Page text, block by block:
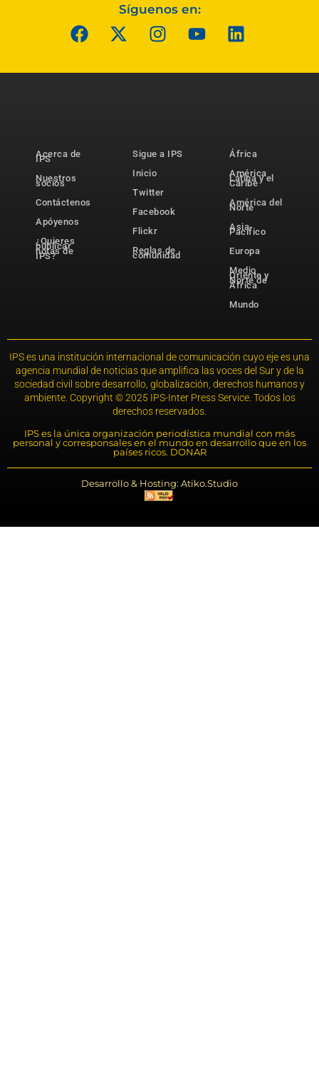
Síguenos en:
Acerca de
IPS
Nuestros
socios
Contáctenos
Apóyenos
¿Quieres
publicar
notas de
IPS?
Sigue a IPS
Inicio
Twitter
Facebook
Flickr
Reglas de
comunidad
África
América
Latina y el
Caribe
América del
Norte
Asia-
Pacífico
Europa
Medio
Oriente y
Norte de
África
Mundo
IPS es una institución internacional de comunicación cuyo eje es una
agencia mundial de noticias que amplifica las voces del Sur y de la
sociedad civil sobre desarrollo, globalización, derechos humanos y
ambiente. Copyright © 2025 IPS-Inter Press Service. Todos los
derechos reservados.
IPS es la única organización periodística mundial con más
personal y corresponsales en el mundo en desarrollo que en los
países ricos. DONAR
Desarrollo & Hosting: Atiko.Studio